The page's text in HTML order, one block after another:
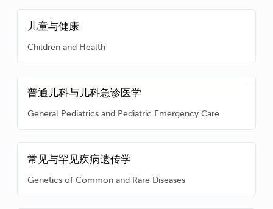
儿童与健康
Children and Health
普通儿科与儿科急诊医学
General Pediatrics and Pediatric Emergency Care
常见与罕见疾病遗传学
Genetics of Common and Rare Diseases